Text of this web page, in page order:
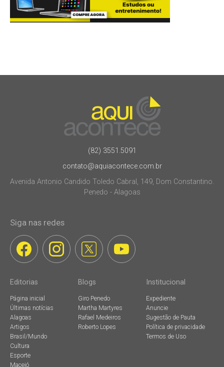
(82) 3551.5091
contato@aquiacontece.com.br
Avenida Antonio Candido Toledo Cabral, 149, Dom Constantino.
Penedo - Alagoas
Siga nas redes
Editorias
Página inicial
Últimas notícias
Alagoas
Artigos
Brasil/Mundo
Cultura
Esporte
Maceió
Blogs
Giro Penedo
Martha Martyres
Rafael Medeiros
Roberto Lopes
Institucional
Expediente
Anuncie
Sugestão de Pauta
Política de privacidade
Termos de Uso